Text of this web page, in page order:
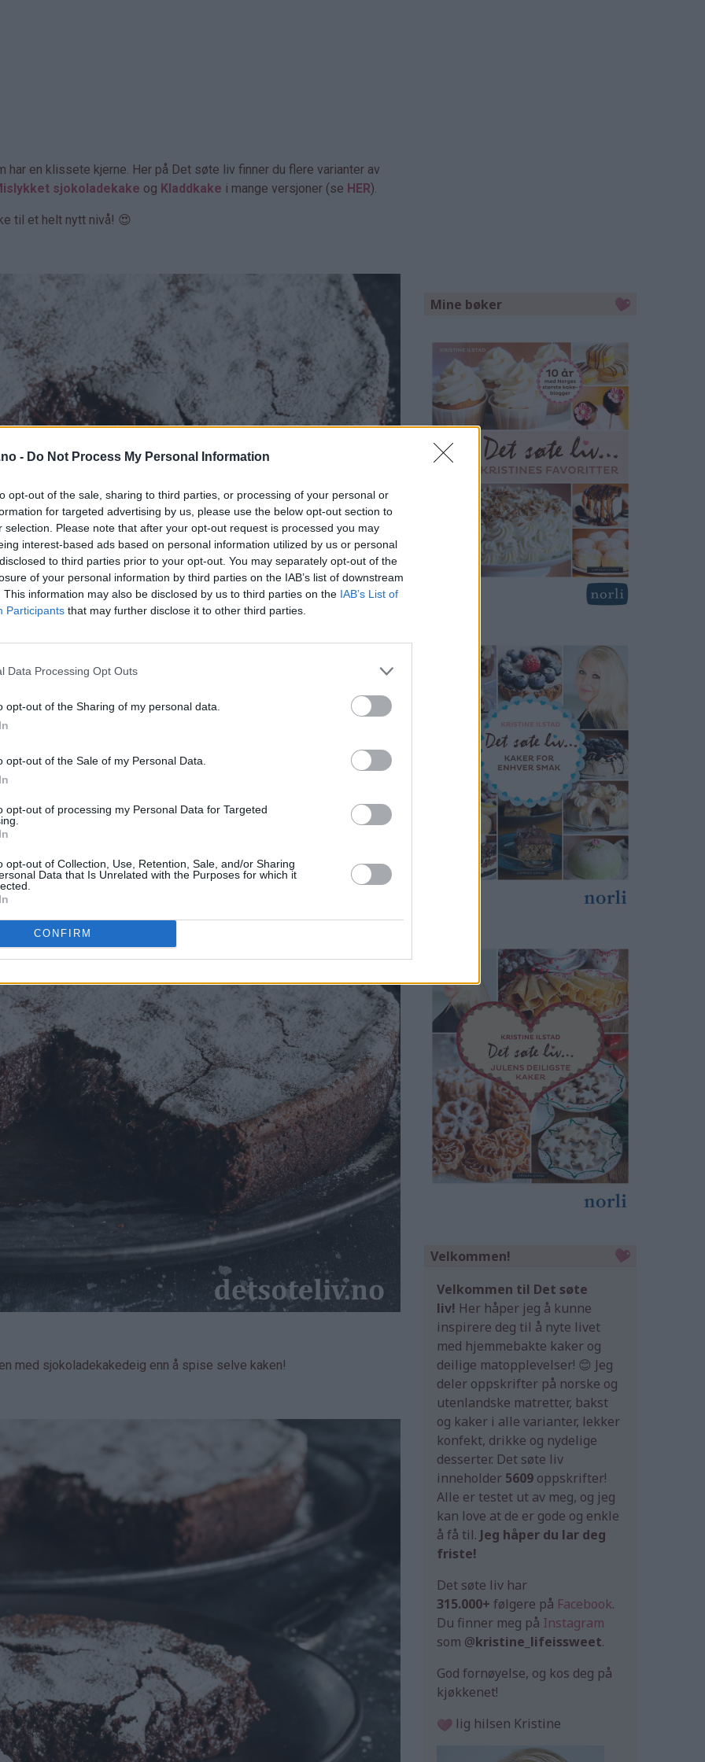
- Do Not Process My Personal Information
opt-out of the sale, sharing to third parties, or processing of your personal or
for targeted advertising by us, please use the below opt-out section to
selection. Please note that after your opt-out request is processed you may
interest-based ads based on personal information utilized by us or personal
to third parties prior to your opt-out. You may separately opt-out of the
of your personal information by third parties on the IAB’s list of downstream
This information may also be disclosed by us to third parties on the IAB’s List of
Participants that may further disclose it to other third parties.
Data Processing Opt Outs
opt-out of the Sharing of my personal data.
opt-out of the Sale of my Personal Data.
opt-out of processing my Personal Data for Targeted
opt-out of Collection, Use, Retention, Sale, and/or Sharing
Data that Is Unrelated with the Purposes for which it
CONFIRM
en klissete kjerne. Her på Det søte liv finner du flere varianter av
sjokoladekake og Kladdkake i mange versjoner (se HER).
til et helt nytt nivå! 😍
søt og seig sjokoladedeig, som bare er stekt nok på utsiden til at den
med sjokoladekakedeig enn å spise selve kaken!
Mine bøker
Velkommen!
Velkommen til Det søte
liv! Her håper jeg å kunne
inspirere deg til å nyte livet
med hjemmebakte kaker og
deilige matopplevelser! 😊 Jeg
deler oppskrifter på norske og
utenlandske matretter, bakst
og kaker i alle varianter, lekker
konfekt, drikke og nydelige
desserter. Det søte liv
inneholder 5609 oppskrifter!
Alle er testet ut av meg, og jeg
kan love at de er gode og enkle
å få til. Jeg håper du lar deg
friste!
Det søte liv har
315.000+ følgere på Facebook.
Du finner meg på Instagram
som @kristine_lifeissweet.
God fornøyelse, og kos deg på
kjøkkenet!
lig hilsen Kristine